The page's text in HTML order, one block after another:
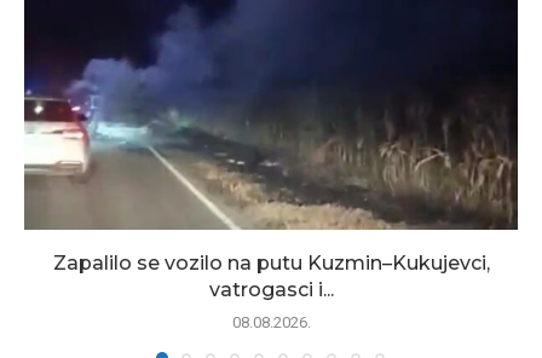
Zapalilo se vozilo na putu Kuzmin–Kukujevci,
vatrogasci i...
08.08.2026.